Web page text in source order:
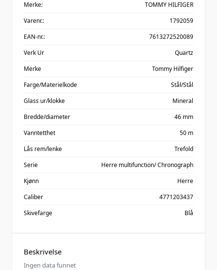
Beskrivelse
Ingen data funnet
Merke:
TOMMY HILFIGER
Varenr.:
1792059
EAN-nr.:
7613272520089
Verk Ur
Quartz
Merke
Tommy Hilfiger
Farge/Materielkode
Stål/Stål
Glass ur/klokke
Mineral
Bredde/diameter
46 mm
Vanntetthet
50 m
Lås rem/lenke
Trefold
Serie
Herre multifunction/ Chronograph
Kjønn
Herre
Caliber
4771203437
Skivefarge
Blå